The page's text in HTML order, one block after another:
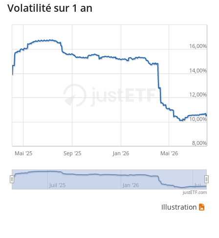
Volatilité sur 1 an
Mai '25 Sep '25 Jan '26 Mai '26
Juil '25 Jan '26 Jui…
8,00%
10,00%
12,00%
14,00%
16,00%
justETF.com
Illustration